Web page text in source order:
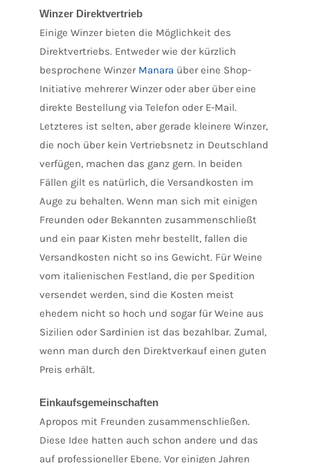
Winzer Direktvertrieb
Einige Winzer bieten die Möglichkeit des
Direktvertriebs. Entweder wie der kürzlich
besprochene Winzer Manara über eine Shop-
Initiative mehrerer Winzer oder aber über eine
direkte Bestellung via Telefon oder E-Mail.
Letzteres ist selten, aber gerade kleinere Winzer,
die noch über kein Vertriebsnetz in Deutschland
verfügen, machen das ganz gern. In beiden
Fällen gilt es natürlich, die Versandkosten im
Auge zu behalten. Wenn man sich mit einigen
Freunden oder Bekannten zusammenschließt
und ein paar Kisten mehr bestellt, fallen die
Versandkosten nicht so ins Gewicht. Für Weine
vom italienischen Festland, die per Spedition
versendet werden, sind die Kosten meist
ehedem nicht so hoch und sogar für Weine aus
Sizilien oder Sardinien ist das bezahlbar. Zumal,
wenn man durch den Direktverkauf einen guten
Preis erhält.
Einkaufsgemeinschaften
Apropos mit Freunden zusammenschließen.
Diese Idee hatten auch schon andere und das
auf professioneller Ebene. Vor einigen Jahren